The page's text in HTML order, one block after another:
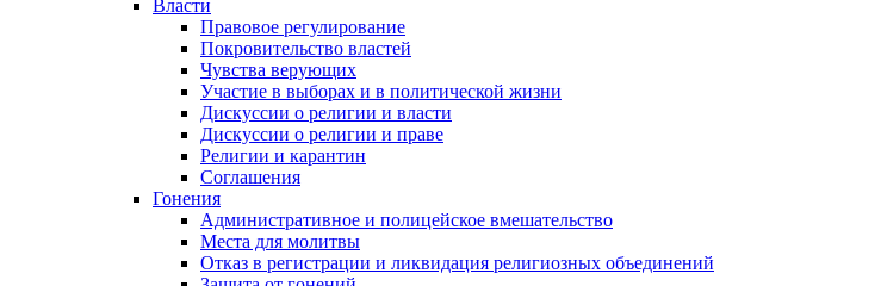
Власти
Правовое регулирование
Покровительство властей
Чувства верующих
Участие в выборах и в политической жизни
Дискуссии о религии и власти
Дискуссии о религии и праве
Религии и карантин
Соглашения
Гонения
Административное и полицейское вмешательство
Места для молитвы
Отказ в регистрации и ликвидация религиозных объединений